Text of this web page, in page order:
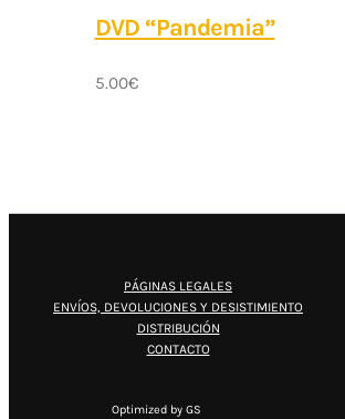
DVD “Pandemia”
5.00€
PÁGINAS LEGALES
ENVÍOS, DEVOLUCIONES Y DESISTIMIENTO
DISTRIBUCIÓN
CONTACTO
Optimized by GS